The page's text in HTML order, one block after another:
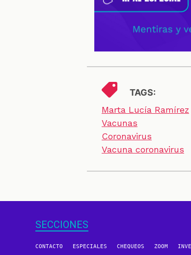
TAGS:
Marta Lucía Ramírez
Vacunas
Coronavirus
Vacuna coronavirus
SECCIONES
CONTACTO ESPECIALES CHEQUEOS ZOOM